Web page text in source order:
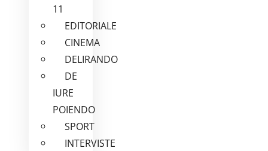
11
EDITORIALE
CINEMA
DELIRANDO
DE
IURE
POIENDO
SPORT
INTERVISTE